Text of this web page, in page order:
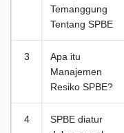
Temanggung
Tentang SPBE
3
Apa itu
Manajemen
Resiko SPBE?
4
SPBE diatur